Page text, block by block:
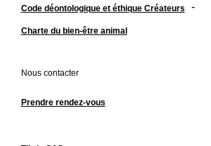
Code déontologique et éthique Créateurs -
Charte du bien-être animal
Nous contacter
Prendre rendez-vous